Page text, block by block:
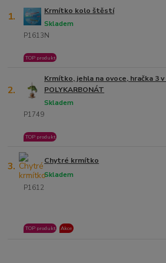
1. Krmítko kolo štěstí
P1613N
Skladem
TOP produkt
2.
Krmítko, jehla na ovoce, hračka 3 v
POLYKARBONÁT
P1749
Skladem
TOP produkt
3. Chytré krmítko
P1612
Skladem
TOP produkt Akce